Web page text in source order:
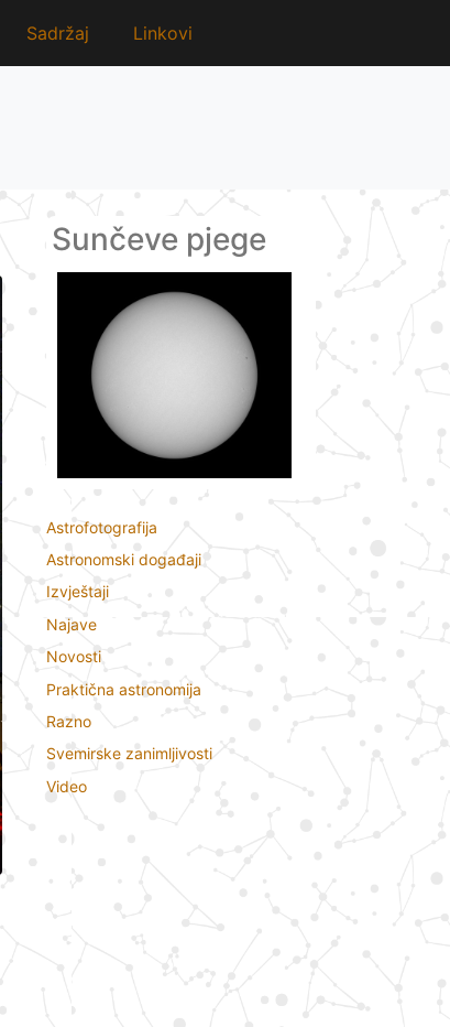
Sadržaj Linkovi
Sunčeve pjege
Astrofotografija
Astronomski događaji
Izvještaji
Najave
Novosti
Praktična astronomija
Razno
Svemirske zanimljivosti
Video